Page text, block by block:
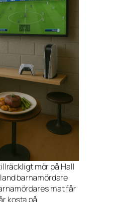
mör på Hall
barnamördare
mat får
kosta på